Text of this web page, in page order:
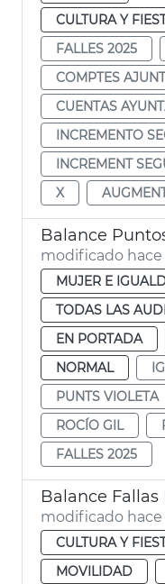
CULTURA Y
FALLES 2025
COMPTES
CUENTAS
INCREMENTO
INCREMENT
X
Balance
modificado hace
MUJER E
TODAS LAS
EN PORTADA
NORMAL
PUNTS VIOLETA
ROCÍO GIL
FALLES 2025
Balance Fallas
modificado hace
CULTURA Y
MOVILIDAD